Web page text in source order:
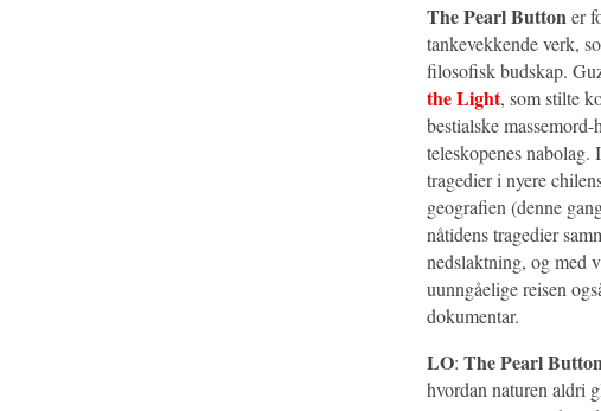
The Pearl Button er
tankevekkende verk,
filosofisk budskap.
the Light, som stilte
bestialske
teleskopenes nabolag. I
tragedier i nyere
geografien (denne
nåtidens tragedier
nedslaktning, og med
uunngåelige reisen
dokumentar.
LO: The Pearl Button
hvordan naturen aldri